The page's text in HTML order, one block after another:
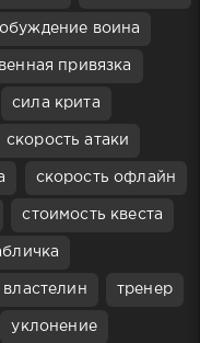
воина
привязка
сила крита
скорость атаки
скорость офлайн
стоимость квеста
тренер
уклонение